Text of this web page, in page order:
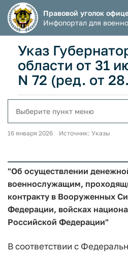
Правовой уголок
Инфопортал для
Указ
области от 31
N 72 (ред. от
Выберите пункт меню
16 января 2026 Источник: Указы
"Об осуществлении
военнослужащим,
контракту в Вооруженных
Федерации, войсках
Российской Федерации"
В соответствии с